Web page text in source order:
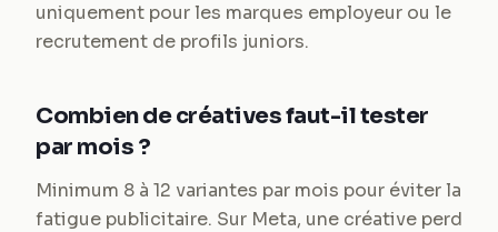
uniquement pour les marques employeur ou le
recrutement de profils juniors.
Combien de créatives faut-il tester
par mois ?
Minimum 8 à 12 variantes par mois pour éviter la
fatigue publicitaire. Sur Meta, une créative perd